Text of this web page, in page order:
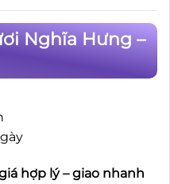
Nghĩa Hưng –
hợp lý – giao nhanh